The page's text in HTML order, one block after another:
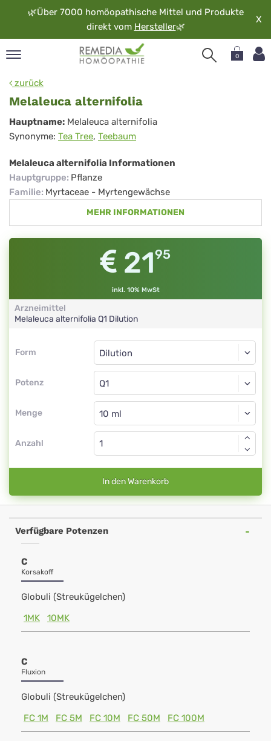
🌿Über 7000 homöopathische Mittel und Produkte
direkt vom Hersteller🌿
X
0
zurück
Melaleuca alternifolia
Melaleuca
alternifolia
Hauptname: Melaleuca alternifolia
Synonyme: Tea Tree, Teebaum
Melaleuca alternifolia Informationen
Hauptgruppe: Pflanze
Familie: Myrtaceae - Myrtengewächse
MEHR INFORMATIONEN
2195
inkl. 10% MwSt
Arzneimittel
Melaleuca alternifolia Q1 Dilution
Form
Form
Potenz
Dilution
Q1
Menge
Dilution
Anzahl
In den Warenkorb
Verfügbare Potenzen
C
Korsakoff
Globuli (Streukügelchen)
1MK
10MK
C
Fluxion
Globuli (Streukügelchen)
FC 1M
FC 5M FC 10M FC 50M FC 100M